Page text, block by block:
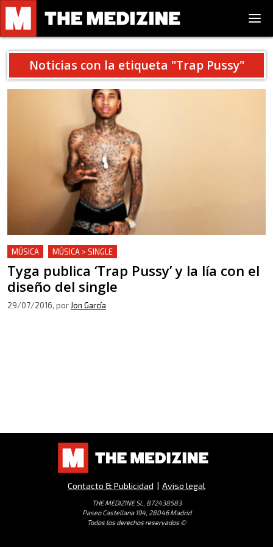
Noticias con la etiqueta "Trap Pussy"
MÚSICA MÚSICA > SINGLE
Tyga publica ‘Trap Pussy’ y la lía con el
diseño del single
29/07/2016, por Jon García
Contacto & Publicidad | Aviso legal
THE MEDIZINE SL, B72438583
Paseo Castellana 194, 28046 Madrid
Todos los derechos reservados ©